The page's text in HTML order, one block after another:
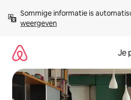
direct
naar
Sommige informatie is
weergeven
Je